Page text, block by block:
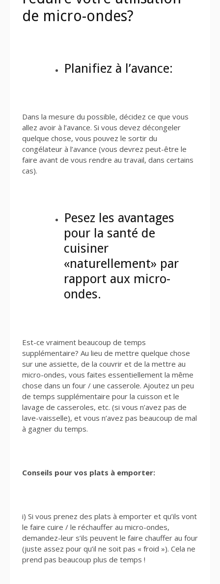
de micro-ondes?
Planifiez à l’avance:
Dans la mesure du possible, décidez ce que vous
allez avoir à l’avance. Si vous devez décongeler
quelque chose, vous pouvez le sortir du
congélateur à l’avance (vous devrez peut-être le
faire avant de vous rendre au travail, dans certains
cas).
Pesez les avantages
pour la santé de
cuisiner
«naturellement» par
rapport aux micro-
ondes.
Est-ce vraiment beaucoup de temps
supplémentaire? Au lieu de mettre quelque chose
sur une assiette, de la couvrir et de la mettre au
micro-ondes, vous faites essentiellement la même
chose dans un four / une casserole. Ajoutez un peu
de temps supplémentaire pour la cuisson et le
lavage de casseroles, etc. (si vous n’avez pas de
lave-vaisselle), et vous n’avez pas beaucoup de mal
à gagner du temps.
Conseils pour vos plats à emporter:
i) Si vous prenez des plats à emporter et qu’ils vont
le faire cuire / le réchauffer au micro-ondes,
demandez-leur s’ils peuvent le faire chauffer au four
(juste assez pour qu’il ne soit pas « froid »). Cela ne
prend pas beaucoup plus de temps !